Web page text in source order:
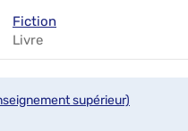
Fiction
Livre
supérieur)